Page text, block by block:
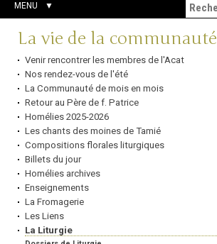
MENU
Navigation
La vie de la communauté
Venir rencontrer les membres de l'Acat
Nos rendez-vous de l'été
La Communauté de mois en mois
Retour au Père de f. Patrice
Homélies 2025-2026
Les chants des moines de Tamié
Compositions florales liturgiques
Billets du jour
Homélies archives
Enseignements
La Fromagerie
Les Liens
La Liturgie